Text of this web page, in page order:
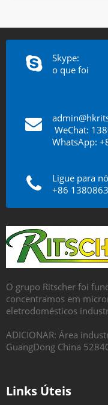
Skype:
o que foi
WeChat:
WhatsApp:
Ligue para
+86
O grupo Ritscher foi
concentramos em
eletrodomésticos
ADICIONAR: Área
GuangDong China
Links Úteis